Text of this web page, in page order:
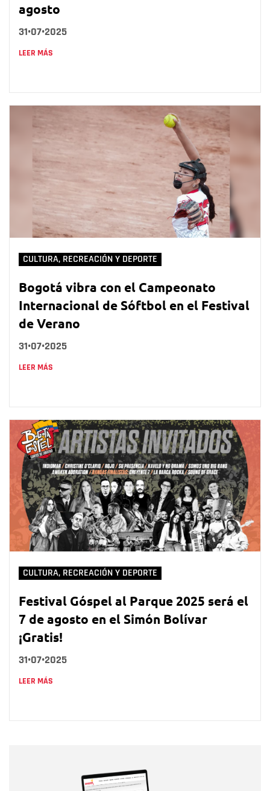
agosto
31•07•2025
LEER MÁS
CULTURA, RECREACIÓN Y DEPORTE
Bogotá vibra con el Campeonato
Internacional de Sóftbol en el Festival
de Verano
31•07•2025
LEER MÁS
CULTURA, RECREACIÓN Y DEPORTE
Festival Góspel al Parque 2025 será el
7 de agosto en el Simón Bolívar
¡Gratis!
31•07•2025
LEER MÁS